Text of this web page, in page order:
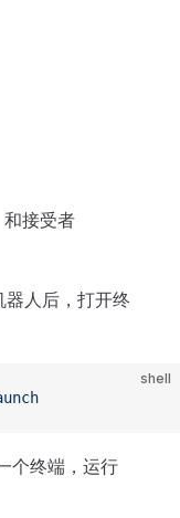
接受者
人后，打开终
shell
个终端，运行